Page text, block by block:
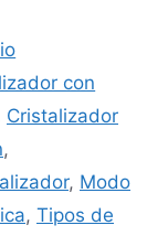
con
Cristalizador
,
, Modo
, Tipos de